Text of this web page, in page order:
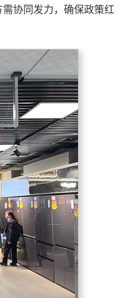
协同发力，确保政策红